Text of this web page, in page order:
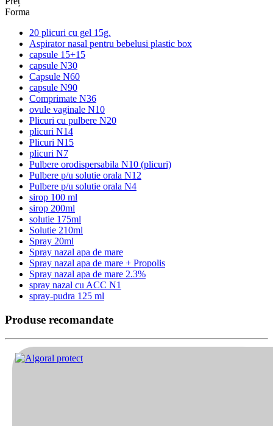
Forma
20 plicuri cu gel 15g.
Aspirator nasal pentru bebelusi plastic box
capsule 15+15
capsule N30
Capsule N60
capsule N90
Comprimate N36
ovule vaginale N10
Plicuri cu pulbere N20
plicuri N14
Plicuri N15
plicuri N7
Pulbere orodispersabila N10 (plicuri)
Pulbere p/u solutie orala N12
Pulbere p/u solutie orala N4
sirop 100 ml
sirop 200ml
solutie 175ml
Solutie 210ml
Spray 20ml
Spray nazal apa de mare
Spray nazal apa de mare + Propolis
Spray nazal apa de mare 2.3%
spray nazal cu ACC N1
spray-pudra 125 ml
Produse recomandate